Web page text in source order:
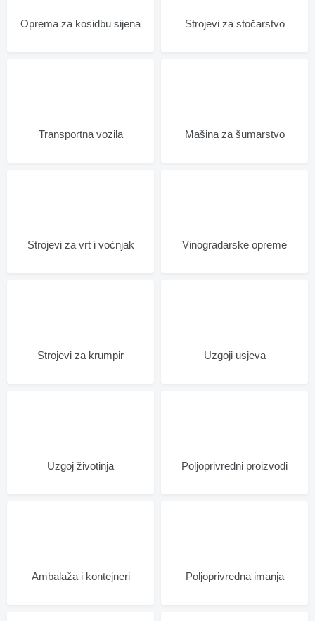
Oprema za kosidbu sijena Strojevi za stočarstvo
Transportna vozila Mašina za šumarstvo
Strojevi za vrt i voćnjak Vinogradarske opreme
Strojevi za krumpir Uzgoji usjeva
Uzgoj životinja Poljoprivredni proizvodi
Ambalaža i kontejneri Poljoprivrednа imanjа